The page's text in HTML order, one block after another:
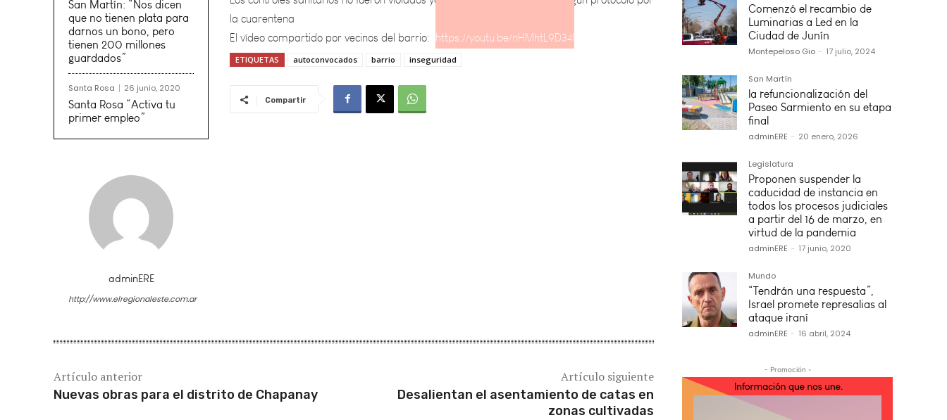
San Martín: “Nos dicen
que no tienen plata para
darnos un bono, pero
tienen 200 millones
guardados”
Santa Rosa 26 junio, 2020
Santa Rosa “Activa tu
primer empleo”
adminERE
http://www.elregionaleste.com.ar
ETIQUETAS autoconvocados barrio inseguridad
Compartir
Artículo anterior
Nuevas obras para el distrito de Chapanay
Artículo siguiente
Desalientan el asentamiento de catas en
zonas cultivadas
Comenzó el recambio de
Luminarias a Led en la
Ciudad de Junín
Montepeloso Gio - 17 julio, 2024
San Martín
la refuncionalización del
Paseo Sarmiento en su etapa
final
adminERE - 20 enero, 2026
Legislatura
Proponen suspender la
caducidad de instancia en
todos los procesos judiciales
a partir del 16 de marzo, en
virtud de la pandemia
adminERE - 17 junio, 2020
Mundo
“Tendrán una respuesta”,
Israel promete represalias al
ataque iraní
adminERE - 16 abril, 2024
- Promoción -